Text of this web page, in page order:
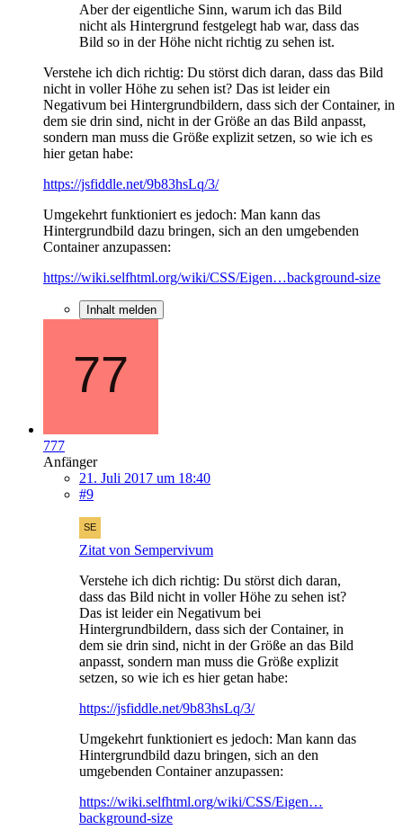
Aber der eigentliche Sinn, warum ich das Bild
nicht als Hintergrund festgelegt hab war, dass das
Bild so in der Höhe nicht richtig zu sehen ist.
Verstehe ich dich richtig: Du störst dich daran, dass das Bild
nicht in voller Höhe zu sehen ist? Das ist leider ein
Negativum bei Hintergrundbildern, dass sich der Container, in
dem sie drin sind, nicht in der Größe an das Bild anpasst,
sondern man muss die Größe explizit setzen, so wie ich es
hier getan habe:
https://jsfiddle.net/9b83hsLq/3/
Umgekehrt funktioniert es jedoch: Man kann das
Hintergrundbild dazu bringen, sich an den umgebenden
Container anzupassen:
https://wiki.selfhtml.org/wiki/CSS/Eigen…background-size
Inhalt melden
777
Anfänger
21. Juli 2017 um 18:40
#9
Zitat von Sempervivum
Verstehe ich dich richtig: Du störst dich daran,
dass das Bild nicht in voller Höhe zu sehen ist?
Das ist leider ein Negativum bei
Hintergrundbildern, dass sich der Container, in
dem sie drin sind, nicht in der Größe an das Bild
anpasst, sondern man muss die Größe explizit
setzen, so wie ich es hier getan habe:
https://jsfiddle.net/9b83hsLq/3/
Umgekehrt funktioniert es jedoch: Man kann das
Hintergrundbild dazu bringen, sich an den
umgebenden Container anzupassen:
https://wiki.selfhtml.org/wiki/CSS/Eigen…
background-size